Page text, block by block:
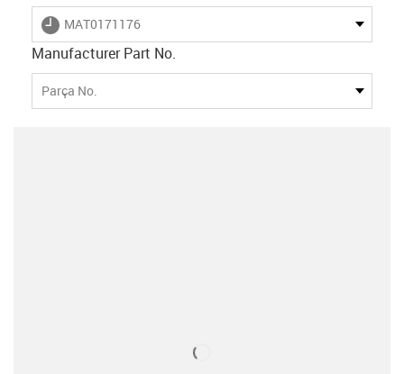
igus-icon-lieferzeit
MAT0171176
Manufacturer Part No.
Parça No.